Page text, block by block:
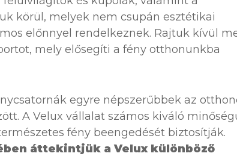
körül, melyek nem csupán esztétikai
előnnyel rendelkeznek. Rajtuk kívül
mely elősegíti a fény otthonunkba
egyre népszerűbbek az
A Velux vállalat számos kiváló
fény beengedését biztosítják.
áttekintjük a Velux különböző